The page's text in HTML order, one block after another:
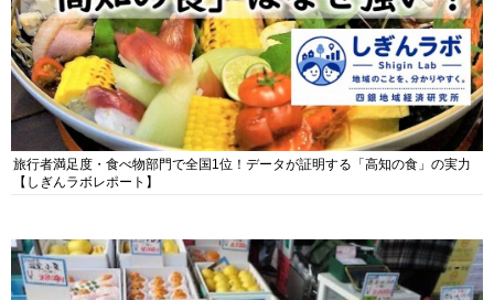
旅行者満足度・食べ物部門で全国1位！データが証明する「高知の食」の実力
【しぎんラボレポート】